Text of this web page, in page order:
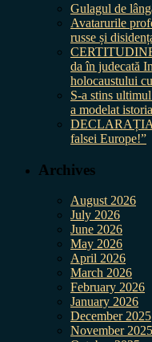
Gulagul de
Avatarurile
russe și
da în judecată
holocaustului
S-a stins
a modelat
DECLARAȚIA
falsei Europe!”
Archives
August 2026
July 2026
June 2026
May 2026
April 2026
March 2026
February 2026
January 2026
December 2025
November 2025